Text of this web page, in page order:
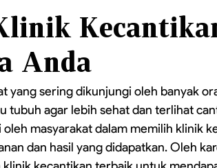
Anda
yang sering dikunjungi oleh banyak
tubuh agar lebih sehat dan terlihat
masyarakat dalam memilih klinik
dan hasil yang didapatkan. Oleh